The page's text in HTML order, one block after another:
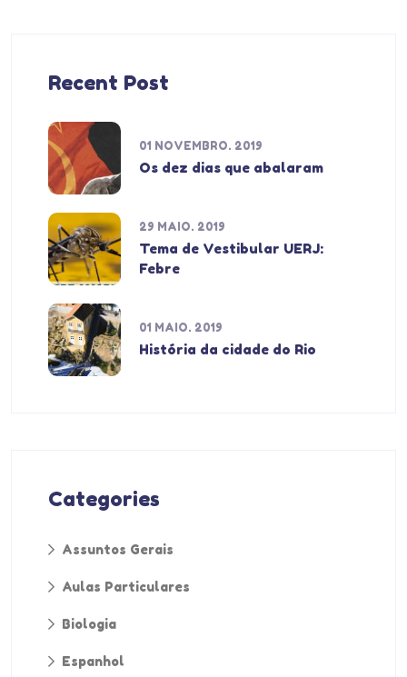
Recent Post
01 NOVEMBRO. 2019
Os dez dias que abalaram
29 MAIO. 2019
Tema de Vestibular UERJ:
Febre
01 MAIO. 2019
História da cidade do Rio
Categories
Assuntos Gerais
Aulas Particulares
Biologia
Espanhol